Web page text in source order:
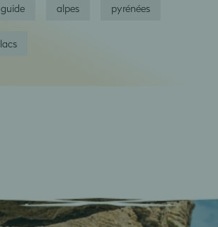
guide alpes pyrénées
lacs